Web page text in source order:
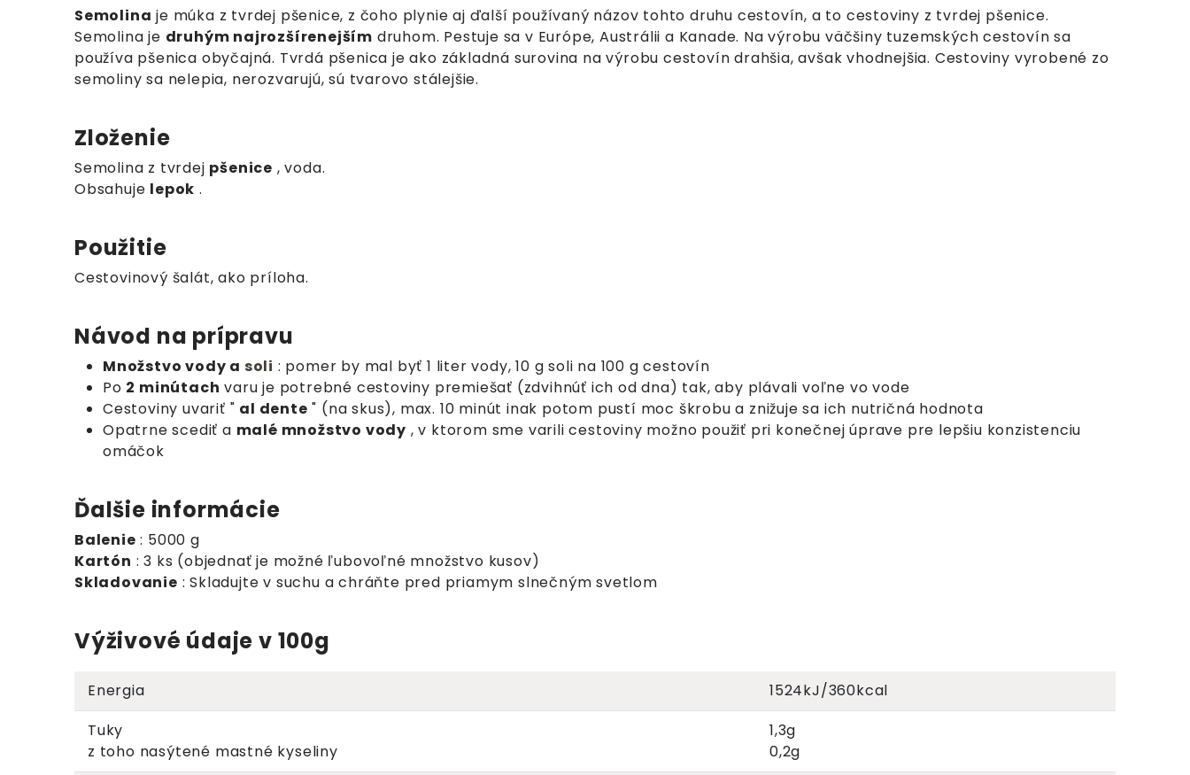
Semolina je múka z tvrdej pšenice, z čoho plynie aj ďalší používaný názov tohto druhu cestovín, a to cestoviny z tvrdej pšenice.
Semolina je druhým najrozšírenejším druhom. Pestuje sa v Európe, Austrálii a Kanade. Na výrobu väčšiny tuzemských cestovín sa
používa pšenica obyčajná. Tvrdá pšenica je ako základná surovina na výrobu cestovín drahšia, avšak vhodnejšia. Cestoviny vyrobené zo
semoliny sa nelepia, nerozvarujú, sú tvarovo stálejšie.
Zloženie
Semolina z tvrdej pšenice , voda.
Obsahuje lepok .
Použitie
Cestovinový šalát, ako príloha.
Návod na prípravu
Množstvo vody a soli : pomer by mal byť 1 liter vody, 10 g soli na 100 g cestovín
Po 2 minútach varu je potrebné cestoviny premiešať (zdvihnúť ich od dna) tak, aby plávali voľne vo vode
Cestoviny uvariť " al dente " (na skus), max. 10 minút inak potom pustí moc škrobu a znižuje sa ich nutričná hodnota
Opatrne scediť a malé množstvo vody , v ktorom sme varili cestoviny možno použiť pri konečnej úprave pre lepšiu konzistenciu
omáčok
Ďalšie informácie
Balenie : 5000 g
Kartón : 3 ks (objednať je možné ľubovoľné množstvo kusov)
Skladovanie : Skladujte v suchu a chráňte pred priamym slnečným svetlom
Výživové údaje v 100g
Energia
1524kJ/360kcal
Tuky
z toho nasýtené mastné kyseliny
1,3g
0,2g